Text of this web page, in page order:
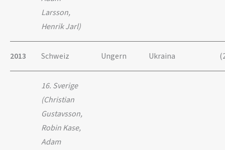
Larsson,
Henrik Jarl)
2013 Schweiz Ungern Ukraina
16. Sverige
(Christian
Gustavsson,
Robin Kase,
Adam